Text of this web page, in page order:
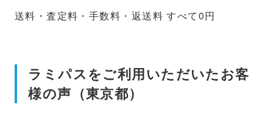
送料・査定料・手数料・返送料 すべて0円
ラミパスをご利用いただいたお客
様の声（東京都）